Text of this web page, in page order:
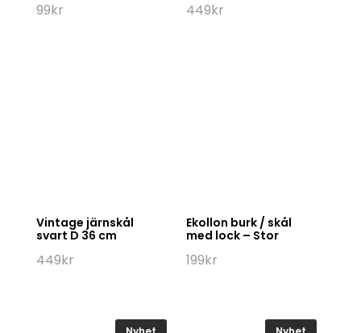
99kr 449kr
Vintage järnskål
svart D 36 cm
449kr
Ekollon burk / skål
med lock – Stor
199kr